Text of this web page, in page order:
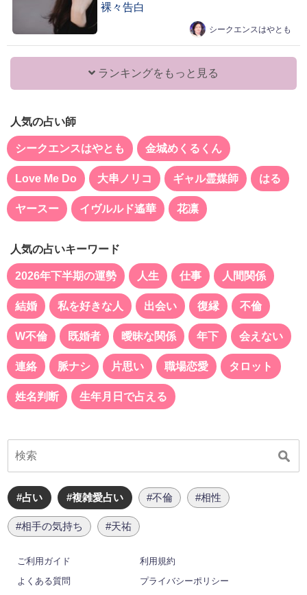
裸々告白
シークエンスはやとも
ランキングをもっと見る
人気の占い師
シークエンスはやとも 金城めくるくん
Love Me Do 大串ノリコ ギャル霊媒師 はる
ヤースー イヴルルド遙華 花凛
人気の占いキーワード
2026年下半期の運勢 人生 仕事 人間関係
結婚 私を好きな人 出会い 復縁 不倫
W不倫 既婚者 曖昧な関係 年下 会えない
連絡 脈ナシ 片思い 職場恋愛 タロット
姓名判断 生年月日で占える
#占い #複雑愛占い #不倫 #相性
#相手の気持ち #天祐
ご利用ガイド
利用規約
よくある質問
プライバシーポリシー